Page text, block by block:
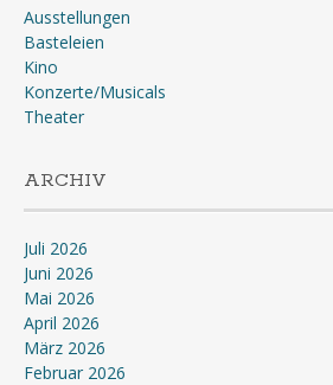
Ausstellungen
Basteleien
Kino
Konzerte/Musicals
Theater
ARCHIV
Juli 2026
Juni 2026
Mai 2026
April 2026
März 2026
Februar 2026